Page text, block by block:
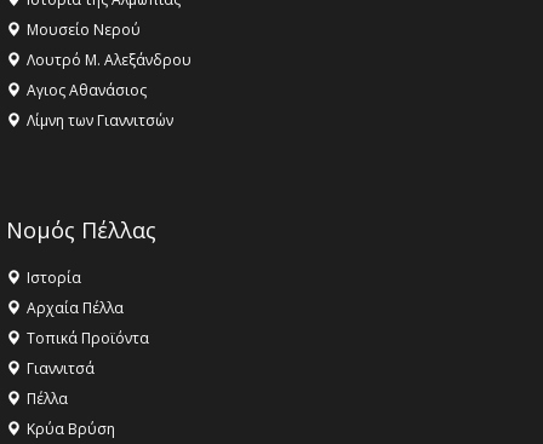
Μουσείο Νερού
Λουτρό Μ. Αλεξάνδρου
Αγιος Αθανάσιος
Λίμνη των Γιαννιτσών
Νομός Πέλλας
Ιστορία
Αρχαία Πέλλα
Τοπικά Προϊόντα
Γιαννιτσά
Πέλλα
Κρύα Βρύση